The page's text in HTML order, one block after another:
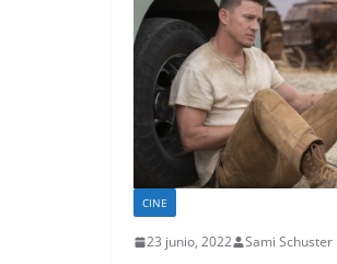
CINE
23 junio, 2022 Sami Schuster